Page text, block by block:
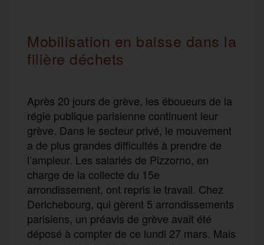
Mobilisation en baisse dans la
filière déchets
Après 20 jours de grève, les éboueurs de la
régie publique parisienne continuent leur
grève. Dans le secteur privé, le mouvement
a de plus grandes difficultés à prendre de
l’ampleur. Les salariés de Pizzorno, en
charge de la collecte du 15e
arrondissement, ont repris le travail. Chez
Derichebourg, qui gèrent 5 arrondissements
parisiens, un préavis de grève avait été
déposé à compter de ce lundi 27 mars. Mais